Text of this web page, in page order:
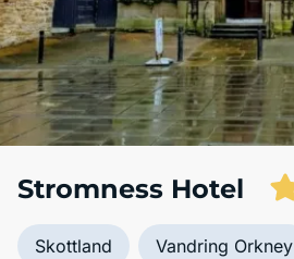
Stromness Hotel
Skottland Vandring Orkney